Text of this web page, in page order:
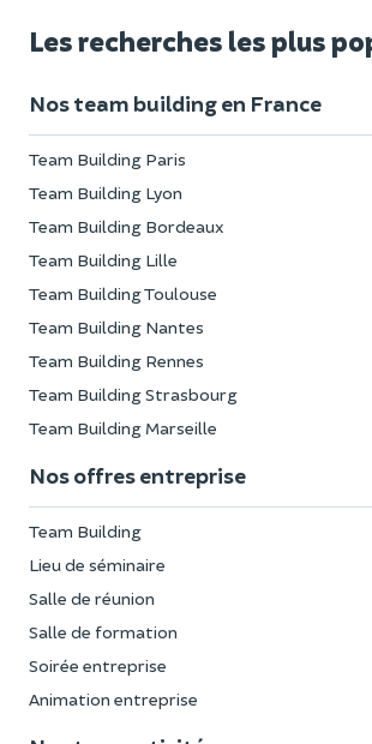
Les recherches les plus
Nos team building en France
Team Building Paris
Team Building Lyon
Team Building Bordeaux
Team Building Lille
Team Building Toulouse
Team Building Nantes
Team Building Rennes
Team Building Strasbourg
Team Building Marseille
Nos offres entreprise
Team Building
Lieu de séminaire
Salle de réunion
Salle de formation
Soirée entreprise
Animation entreprise